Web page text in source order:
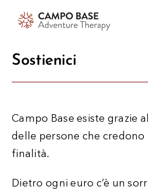
Sostienici
Campo Base esiste grazie
delle persone che credono
finalità.
Dietro ogni euro c’è un